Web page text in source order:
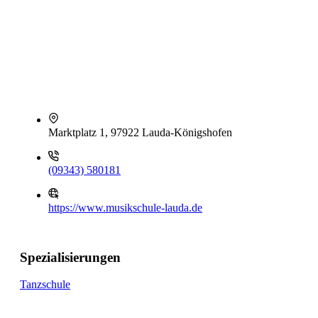
Marktplatz 1, 97922 Lauda-Königshofen
(09343) 580181
https://www.musikschule-lauda.de
Spezialisierungen
Tanzschule